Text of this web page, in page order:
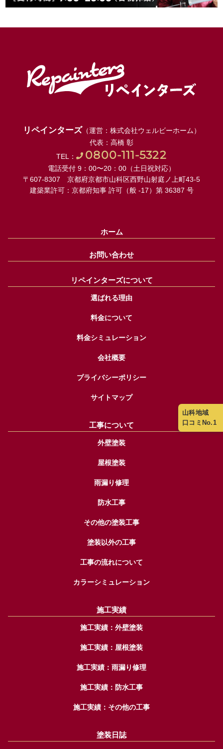
山科地域
口コミNo.1
リペインターズ（運営：株式会社ウェルビーホーム）
代表：高橋 彰
TEL：
0800-111-5322
電話受付 9：00〜20：00（土日祝対応）
〒607-8307 京都府京都市山科区西野山射庭ノ上町43-5
建築業許可：京都府知事 許可（般 -17）第 36387 号
ホーム
お問い合わせ
リペインターズについて
選ばれる理由
料金について
料金シミュレーション
会社概要
プライバシーポリシー
サイトマップ
工事について
外壁塗装
屋根塗装
雨漏り修理
防水工事
その他の塗装工事
塗装以外の工事
工事の流れについて
カラーシミュレーション
施工実績
施工実績：外壁塗装
施工実績：屋根塗装
施工実績：雨漏り修理
施工実績：防水工事
施工実績：その他の工事
塗装日誌